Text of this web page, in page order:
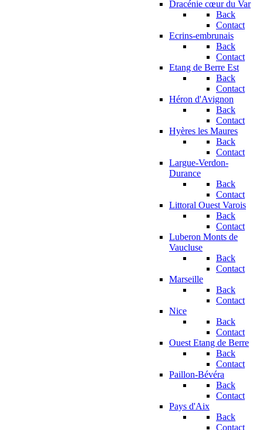
Dracénie cœur du Var
Back
Contact
Ecrins-embrunais
Back
Contact
Etang de Berre Est
Back
Contact
Héron d'Avignon
Back
Contact
Hyères les Maures
Back
Contact
Largue-Verdon-
Durance
Back
Contact
Littoral Ouest Varois
Back
Contact
Luberon Monts de
Vaucluse
Back
Contact
Marseille
Back
Contact
Nice
Back
Contact
Ouest Etang de Berre
Back
Contact
Paillon-Bévéra
Back
Contact
Pays d'Aix
Back
Contact